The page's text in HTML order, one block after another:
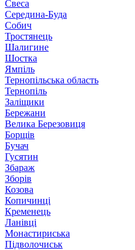
Свеса
Середина-Буда
Собич
Тростянець
Шалигине
Шостка
Ямпіль
Тернопільська область
Тернопіль
Заліщики
Бережани
Велика Березовиця
Борщів
Бучач
Гусятин
Збараж
Зборів
Козова
Копичинці
Кременець
Ланівці
Монастириська
Підволочиськ